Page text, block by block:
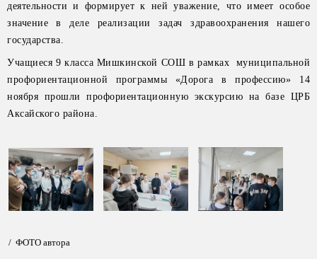
деятельности и формирует к ней уважение, что имеет особое
значение в деле реализации задач здравоохранения нашего
государства.
Учащиеся 9 класса Мишкинской СОШ в рамках муниципальной
профориентационной программы «Дорога в профессию» 14
ноября прошли профориентационную экскурсию на базе ЦРБ
Аксайского района.
/ ФОТО автора